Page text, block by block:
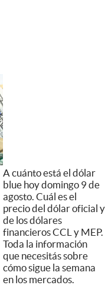
A cuánto está el dólar
blue hoy domingo 9 de
agosto. Cuál es el
precio del dólar oficial y
de los dólares
financieros CCL y MEP.
Toda la información
que necesitás sobre
cómo sigue la semana
en los mercados.